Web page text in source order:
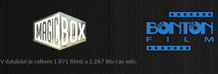
V databázi je celkem 1.871 filmů a 2.267 Blu-ray edic.